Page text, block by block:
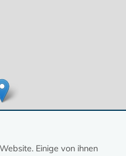
Einige von ihnen